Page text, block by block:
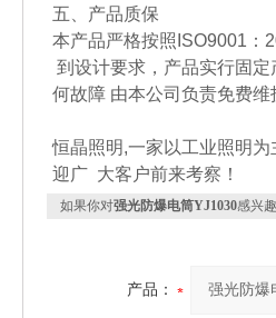
五、产品质保
本产品严格按照ISO9001：
到设计要求，产品实行固
何故障 由本公司负责免费维
恒晶照明,一家以工业照明
迎广 大客户前来考察！
如果你对强光防爆电筒YJ1030感兴
产品：